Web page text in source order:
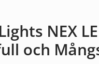
NEX
och